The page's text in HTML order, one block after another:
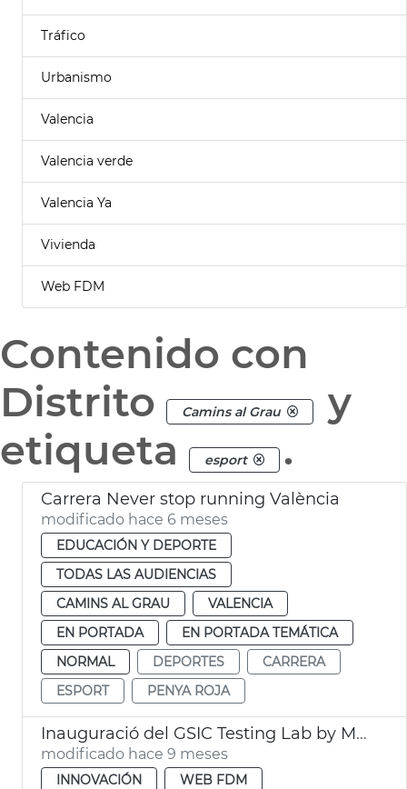
Tráfico
Urbanismo
Valencia
Valencia verde
Valencia Ya
Vivienda
Web FDM
Contenido con
Distrito
Camins al Grau
y
etiqueta
esport .
Carrera Never stop running València
modificado hace 6 meses
EDUCACIÓN Y DEPORTE
TODAS LAS AUDIENCIAS
CAMINS AL GRAU
VALENCIA
EN PORTADA
EN PORTADA TEMÁTICA
NORMAL
DEPORTES
CARRERA
ESPORT
PENYA ROJA
Inauguració del GSIC Testing Lab by Microsoft
modificado hace 9 meses
INNOVACIÓN
WEB FDM